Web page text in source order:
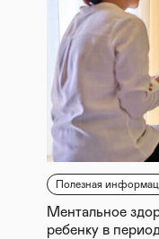
Полезная
Ментальное
ребенку в